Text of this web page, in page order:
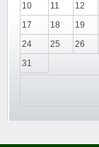
10
11 12
17
18 19
24
25 26
31